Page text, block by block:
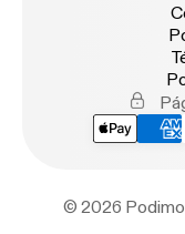
© 2026 Podimo